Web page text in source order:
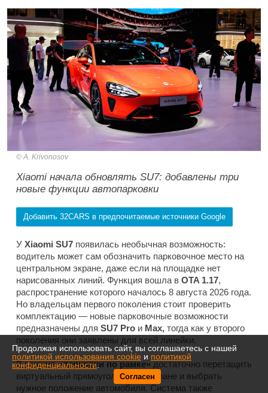
A. Krivonosov
Xiaomi начала обновлять SU7: добавлены три
новые функции автопарковки
Добавить 32CARS в предпочитаемые источники Google
У Xiaomi SU7 появилась необычная возможность:
водитель может сам обозначить парковочное место на
центральном экране, даже если на площадке нет
нарисованных линий. Функция вошла в OTA 1.17,
распространение которого началось 8 августа 2026 года.
Но владельцам первого поколения стоит проверить
комплектацию — новые парковочные возможности
предназначены для SU7 Pro и Max, тогда как у второго
поколения они заявлены для всей линейки.
В режиме«парковки по рамке»достаточно перетащить
виртуальный прямоугольник на экране и выбрать
нужное положение автомобиля. Система также
Продолжая использовать сайт, вы соглашаетесь с нашей
политикой использования cookie и политикой
конфиденциальности.
Согласен